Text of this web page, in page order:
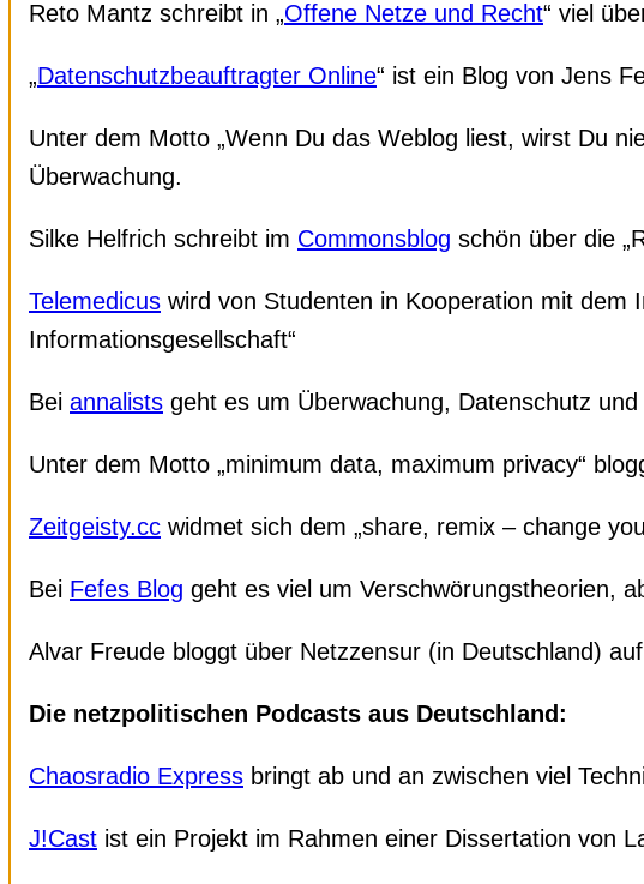
Reto Mantz schreibt in „Offene Netze und Recht“ viel
„Datenschutzbeauftragter Online“ ist ein Blog von Jens
Unter dem Motto „Wenn Du das Weblog liest, wirst Du
Überwachung.
Silke Helfrich schreibt im Commonsblog schön über die
Telemedicus wird von Studenten in Kooperation mit dem
Informationsgesellschaft“
Bei annalists geht es um Überwachung, Datenschutz
Unter dem Motto „minimum data, maximum privacy“
Zeitgeisty.cc widmet sich dem „share, remix – change
Bei Fefes Blog geht es viel um Verschwörungstheorien,
Alvar Freude bloggt über Netzzensur (in Deutschland) auf
Die netzpolitischen Podcasts aus Deutschland:
Chaosradio Express bringt ab und an zwischen viel
J!Cast ist ein Projekt im Rahmen einer Dissertation von